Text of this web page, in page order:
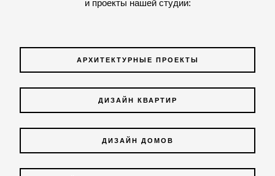
и проекты нашей студии:
АРХИТЕКТУРНЫЕ ПРОЕКТЫ
ДИЗАЙН КВАРТИР
ДИЗАЙН ДОМОВ